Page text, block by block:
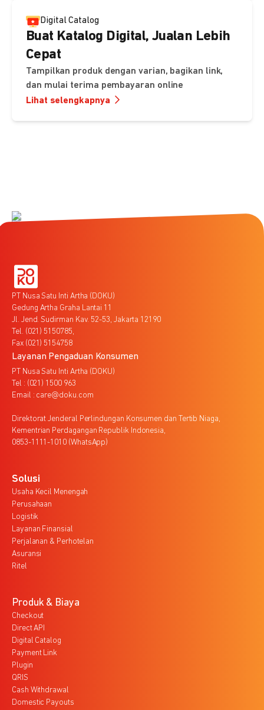
Digital Catalog
Buat Katalog Digital, Jualan Lebih
Cepat
Tampilkan produk dengan varian, bagikan link,
dan mulai terima pembayaran online
Lihat selengkapnya
PT Nusa Satu Inti Artha (DOKU)
Gedung Artha Graha Lantai 11
Jl. Jend. Sudirman Kav. 52-53, Jakarta 12190
Tel. (021) 5150785,
Fax (021) 5154758
Layanan Pengaduan Konsumen
PT Nusa Satu Inti Artha (DOKU)
Tel : (021) 1500 963
Email : care@doku.com
Direktorat Jenderal Perlindungan Konsumen dan Tertib Niaga,
Kementrian Perdagangan Republik Indonesia,
0853-1111-1010 (WhatsApp)
Solusi
Usaha Kecil Menengah
Perusahaan
Logistik
Layanan Finansial
Perjalanan & Perhotelan
Asuransi
Ritel
Produk & Biaya
Checkout
Direct API
Digital Catalog
Payment Link
Plugin
QRIS
Cash Withdrawal
Domestic Payouts